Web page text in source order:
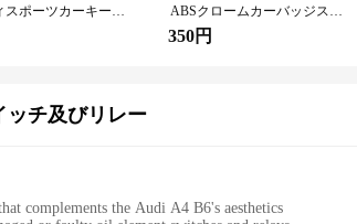
アウディスポーツカーキーリング用スエードキーリング、エンブレム付きのカスタムギフト、a1、a2、a3、a4、a5、a6、a7、a8、q1、q2、q3、q4、q5、q6、q7、q8、tt、s5、b8、2024 ABSクロームカーバッジステッカー,アウディ用,3Dエンブレム,黒いロゴ,sライン,a1,a2,a3,a4,a5,a6,a7,a8,slineステッカー,装飾アクセサリー
350円
ッチ及びリレー
complements the Audi A4 B6's aesthetics